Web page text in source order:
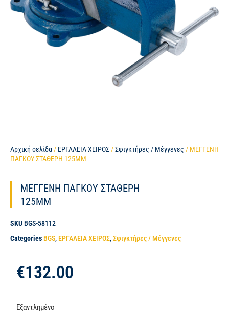
Αρχική σελίδα / ΕΡΓΑΛΕΙΑ ΧΕΙΡΟΣ /Σφιγκτήρες / Μέγγενες / ΜΕΓΓΕΝΗ
ΠΑΓΚΟΥ ΣΤΑΘΕΡΗ 125MM
ΜΕΓΓΕΝΗ ΠΑΓΚΟΥ ΣΤΑΘΕΡΗ
125MM
SKU BGS-58112
Categories BGS, ΕΡΓΑΛΕΙΑ ΧΕΙΡΟΣ,Σφιγκτήρες / Μέγγενες
€132.00
Εξαντλημένο